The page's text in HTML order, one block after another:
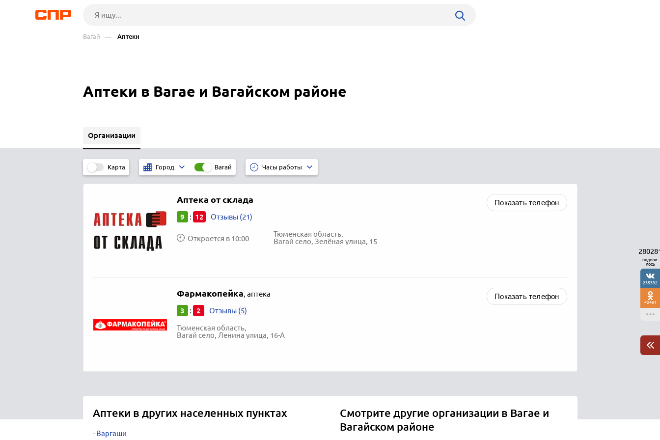
Вагай — Аптеки
Аптеки в Вагае и Вагайском районе
Организации
Карта Город Вагай Часы работы
Аптека от склада
9 : 12 Отзывы (21)
Откроется в 10:00
Тюменская область,
Вагай село, Зелёная улица, 15
Показать телефон
Фармакопейка, аптека
3 : 2 Отзывы (5)
Тюменская область,
Вагай село, Ленина улица, 16-А
Показать телефон
Аптеки в других населенных пунктах
Варгаши
Смотрите другие организации в Вагае и
Вагайском районе
подели-
лось
235332
42461